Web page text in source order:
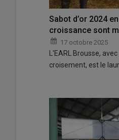
Sabot d’or 2024
croissance sont
17 octobre 2025
L'EARL Brousse,
croisement, est le